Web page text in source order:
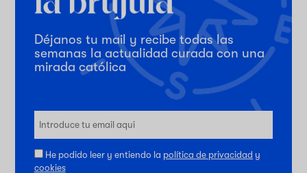
Déjanos tu mail y recibe todas las
semanas la actualidad curada con una
mirada católica
He podido leer y entiendo la política de privacidad y
cookies